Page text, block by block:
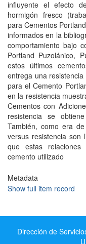
influyente el efecto
hormigón fresco
para Cementos
informados en la
comportamiento bajo
Portland Puzolánico,
estos últimos
entrega una
para el Cemento
en la resistencia
Cementos con
resistencia se
También, como era
versus resistencia son
que estas
cemento utilizado
Metadata
Show full item record
Dirección de